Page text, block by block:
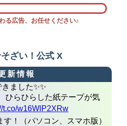
る広告、お任せください♪
ざい！公式 X
新情報
ました✨✨
ひらひらした紙テープが気
t.co/w16WlP2XRw
！（パソコン、スマホ版）